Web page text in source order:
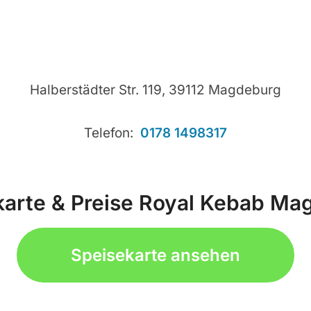
Halberstädter Str. 119, 39112 Magdeburg
Telefon: 0178 1498317
& Preise Royal Kebab
Speisekarte ansehen